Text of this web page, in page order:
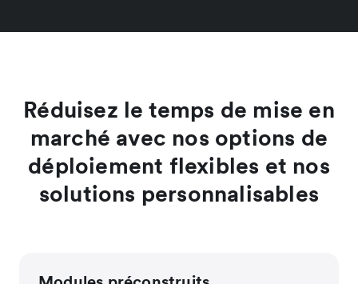
Réduisez le temps de mise en
marché avec nos options de
déploiement flexibles et nos
solutions personnalisables